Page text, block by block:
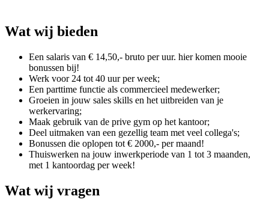
Wat wij bieden
Een salaris van € 14,50,- bruto per uur. hier komen mooie
bonussen bij!
Werk voor 24 tot 40 uur per week;
Een parttime functie als commercieel medewerker;
Groeien in jouw sales skills en het uitbreiden van je
werkervaring;
Maak gebruik van de prive gym op het kantoor;
Deel uitmaken van een gezellig team met veel collega's;
Bonussen die oplopen tot € 2000,- per maand!
Thuiswerken na jouw inwerkperiode van 1 tot 3 maanden,
met 1 kantoordag per week!
Wat wij vragen